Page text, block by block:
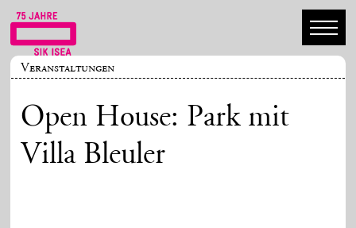
Veranstaltungen
Open House: Park mit
Villa Bleuler